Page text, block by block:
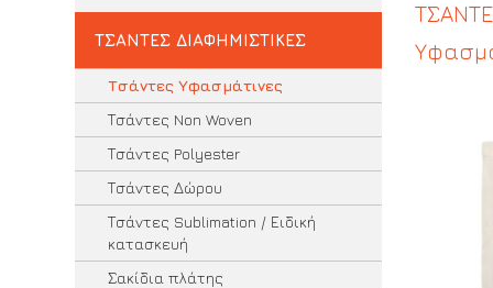
ΤΣΑΝΤΕΣ ΔΙΑΦΗΜΙΣΤΙΚΕΣ
Τσάντες Υφασμάτινες
Τσάντες Non Woven
Τσάντες Polyester
Τσάντες Δώρου
Τσάντες Sublimation / Ειδική
κατασκευή
Σακίδια πλάτης